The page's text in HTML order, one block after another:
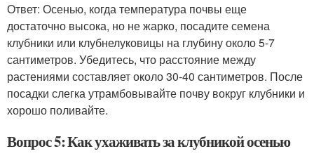
Ответ: Осенью, когда температура почвы еще
достаточно высока, но не жарко, посадите семена
клубники или клубнелуковицы на глубину около 5-7
сантиметров. Убедитесь, что расстояние между
растениями составляет около 30-40 сантиметров. После
посадки слегка утрамбовывайте почву вокруг клубники и
хорошо поливайте.
Вопрос 5: Как ухаживать за клубникой осенью